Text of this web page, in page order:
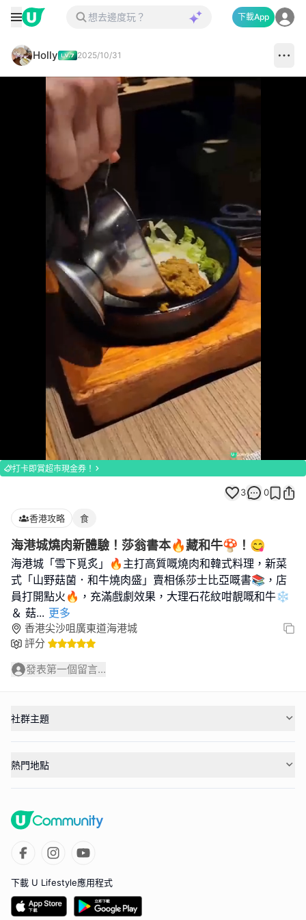
下載App
Holly 2025/10/31
Loaded
:
100.00%
打卡即賞超市現金券！
3 0
香港攻略 食
海港城燒肉新體驗！莎翁書本🔥藏和牛🍄！😋
海港城「雪下覓炙」🔥主打高質嘅燒肉和韓式料理，新菜
式「山野菇菌．和牛燒肉盛」賣相係莎士比亞嘅書📚，店
員打開點火🔥，充滿戲劇效果，大理石花紋咁靚嘅和牛❄️
＆ 菇... 更多
香港尖沙咀廣東道海港城
評分
發表第一個留言...
社群主題
熱門地點
下載 U Lifestyle應用程式